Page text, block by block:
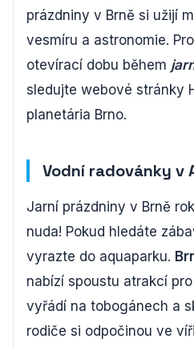
prázdniny v Brně si užijí
vesmíru a astronomie.
otevírací dobu během
sledujte webové stránky
planetária Brno.
Vodní radovánky v
Jarní prázdniny v Brně
nuda! Pokud hledáte
vyrazte do aquaparku.
nabízí spoustu atrakcí
vyřádí na tobogánech a
rodiče si odpočinou ve